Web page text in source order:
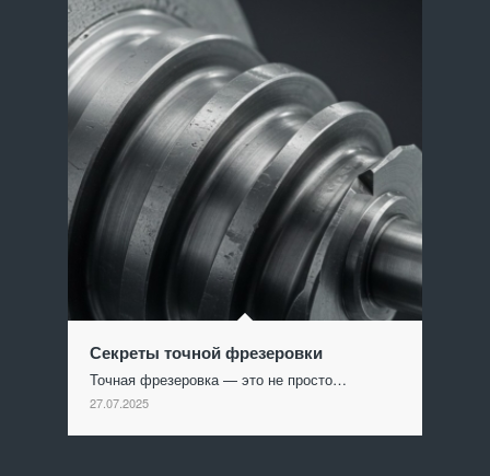
Секреты точной фрезеровки
Точная фрезеровка — это не просто…
27.07.2025